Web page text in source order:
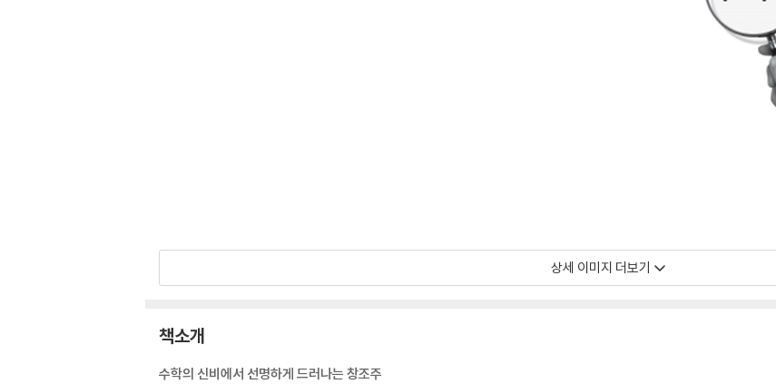
상세 이미지 더보기
책소개
수학의 신비에서 선명하게 드러나는 창조주